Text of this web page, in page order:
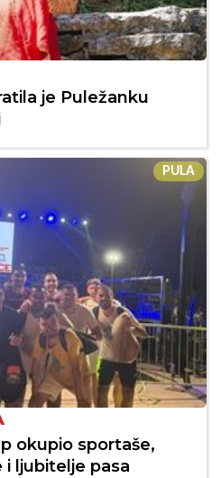
je Puležanku
PULA
okupio sportaše,
ljubitelje pasa